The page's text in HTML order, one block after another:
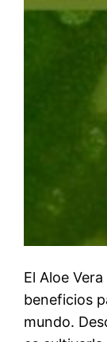
El Aloe
beneficios
mundo.